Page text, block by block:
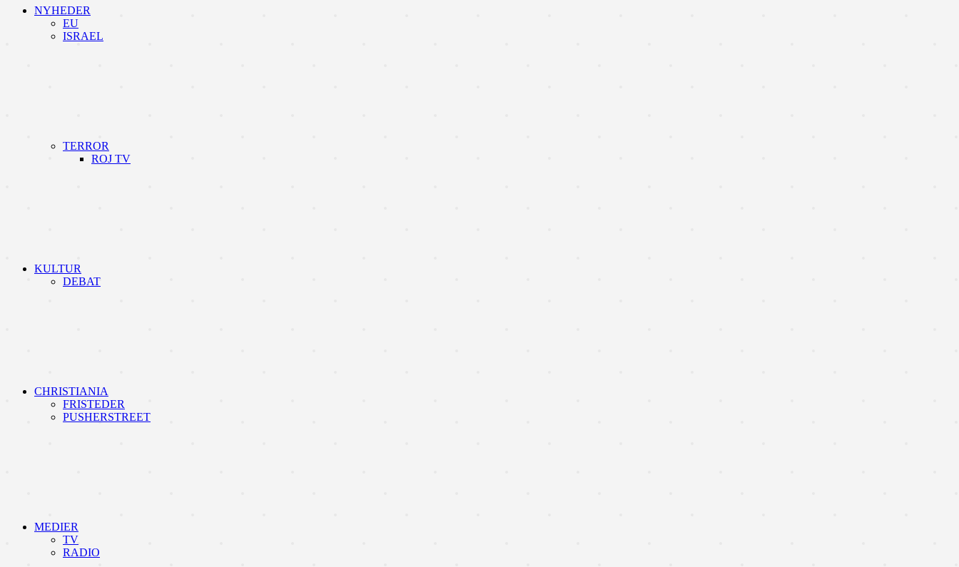
NYHEDER
EU
ISRAEL
TERROR
ROJ TV
KULTUR
DEBAT
CHRISTIANIA
FRISTEDER
PUSHERSTREET
MEDIER
TV
RADIO